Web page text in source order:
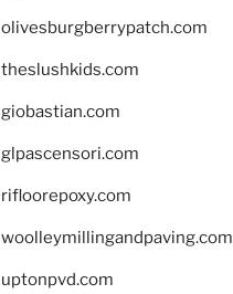
olivesburgberrypatch.com
theslushkids.com
giobastian.com
glpascensori.com
rifloorepoxy.com
woolleymillingandpaving.com
uptonpvd.com